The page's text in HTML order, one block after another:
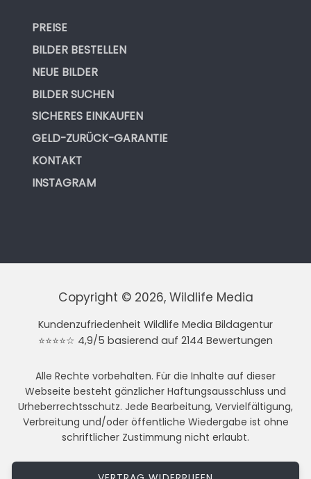
PREISE
BILDER BESTELLEN
NEUE BILDER
BILDER SUCHEN
SICHERES EINKAUFEN
GELD-ZURÜCK-GARANTIE
KONTAKT
INSTAGRAM
Copyright © 2026, Wildlife Media
Kundenzufriedenheit Wildlife Media Bildagentur
⭐⭐⭐⭐☆ 4,9/5 basierend auf 2144 Bewertungen
Alle Rechte vorbehalten. Für die Inhalte auf dieser
Webseite besteht gänzlicher Haftungsausschluss und
Urheberrechtsschutz. Jede Bearbeitung, Vervielfältigung,
Verbreitung und/oder öffentliche Wiedergabe ist ohne
schriftlicher Zustimmung nicht erlaubt.